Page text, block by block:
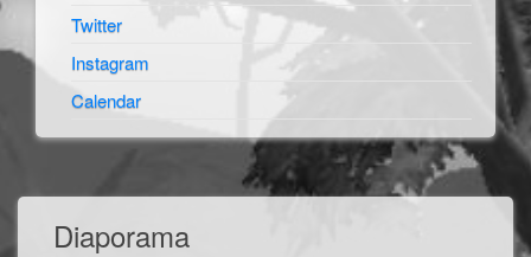
Twitter
Instagram
Calendar
Diaporama